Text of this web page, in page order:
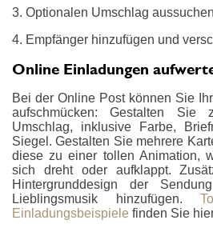
3. Optionalen Umschlag
4. Empfänger hinzufügen und
Online Einladungen
Bei der Online Post können Sie
aufschmücken: Gestalten Sie
Umschlag, inklusive Farbe,
Siegel. Gestalten Sie mehrere
diese zu einer tollen Animation,
sich dreht oder aufklappt.
Hintergrunddesign der
Lieblingsmusik hinzufügen.
Einladungsbeispiele finden Sie